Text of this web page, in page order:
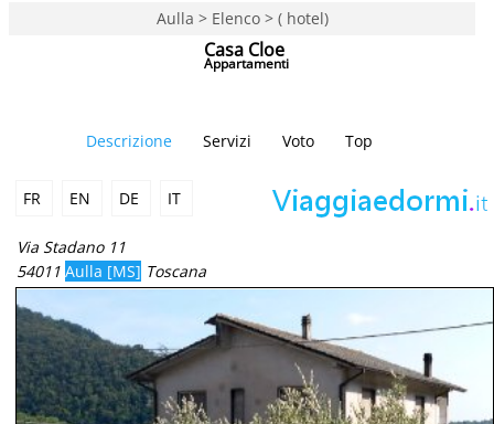
Aulla > Elenco > ( hotel)
Casa Cloe
Appartamenti
Descrizione Servizi Voto Top
FR EN DE IT
Via Stadano 11
54011 Aulla [MS] Toscana